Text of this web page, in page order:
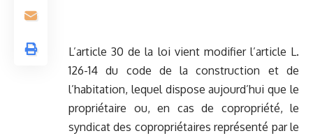
L’article 30 de la loi vient modifier l’article L.
126-14 du code de la construction et de
l’habitation, lequel dispose aujourd’hui que le
propriétaire ou, en cas de copropriété, le
syndicat des copropriétaires représenté par le